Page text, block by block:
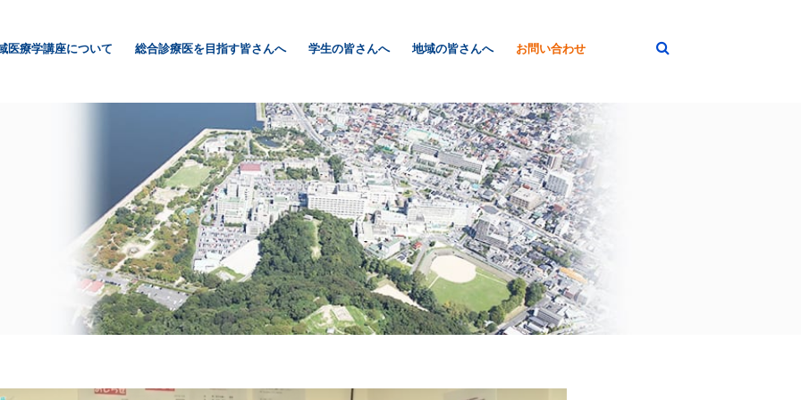
医療学講座について 総合診療医を目指す皆さんへ 学生の皆さんへ 地域の皆さんへ お問い合わせ